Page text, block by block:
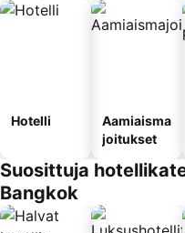
Hotelli
Aamiaisma
joitukset
Suosittuja
Bangkok